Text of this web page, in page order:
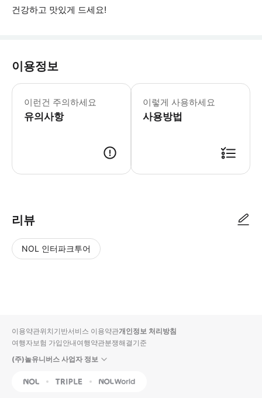
건강하고 맛있게 드세요!
이용정보
이런건 주의하세요
유의사항
시식에 샤퀴테리 플래터를 15유로에
이렇게 사용하세요
사용방법
리뷰
NOL 인터파크투어
입니
다.
순
상
이용약관위치기반서비스 이용약관개인정보 처리방침
여행자보험 가입안내여행약관분쟁해결기준
(주)놀유니버스 사업자 정보
NOL Triple Interpark Global